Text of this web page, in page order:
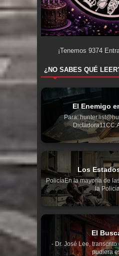
¡Tenemos 9374
¿NO SABES QUÉ
El Enemigo
Para:
Los
PolicíaEn la mayoría de
la Policía
El
- Dr. José Lee,
pudiera